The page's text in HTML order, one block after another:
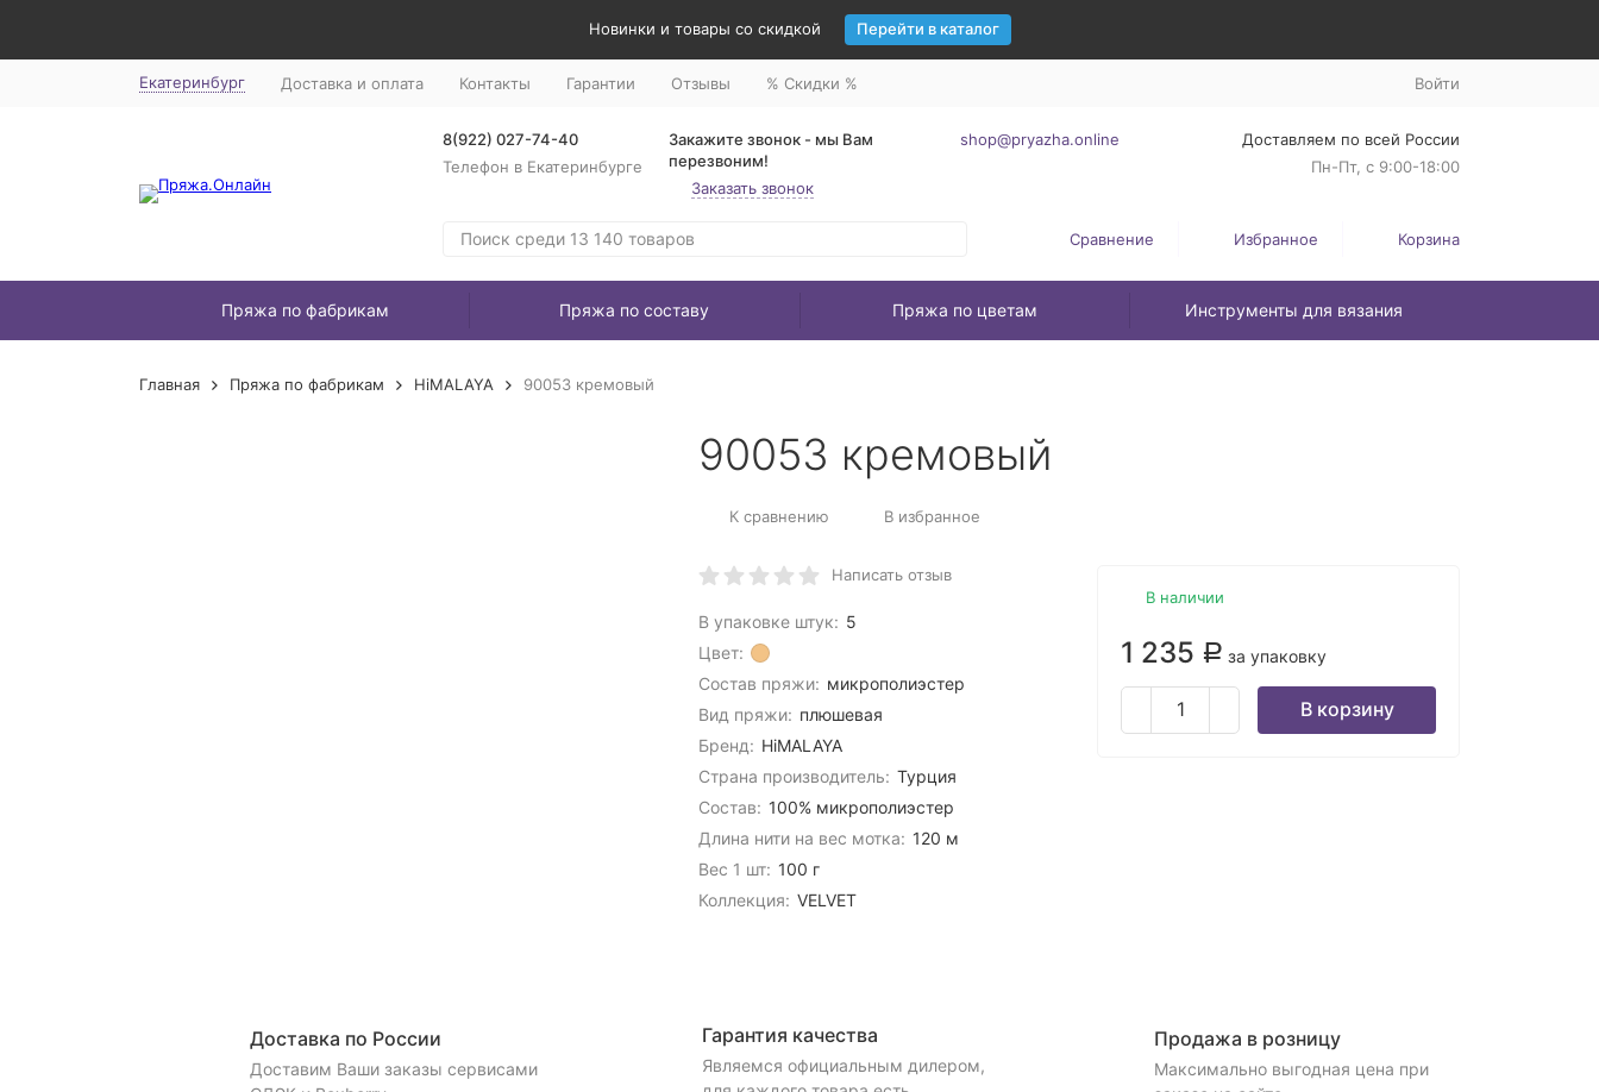
Новинки и товары со скидкой Перейти в каталог
Екатеринбург Доставка и оплата Контакты Гарантии Отзывы % Скидки % Войти
8(922) 027-74-40
Телефон в Екатеринбурге
Закажите звонок - мы Вам
перезвоним!
Заказать звонок
shop@pryazha.online
Доставляем по всей России
Пн-Пт, с 9:00-18:00
Сравнение Избранное Корзина
Пряжа по фабрикам Пряжа по составу Пряжа по цветам Инструменты для вязания
Главная Пряжа по фабрикам HiMALAYA 90053 кремовый
90053 кремовый
К сравнению В избранное
Написать отзыв
В упаковке штук: 5
Цвет:
Состав пряжи: микрополиэстер
Вид пряжи: плюшевая
Бренд: HiMALAYA
Страна производитель: Турция
Состав: 100% микрополиэстер
Длина нити на вес мотка: 120 м
Вес 1 шт: 100 г
Коллекция: VELVET
В наличии
1 235 Р за упаковку
В корзину
Доставка по России
Доставим Ваши заказы сервисами
Гарантия качества
Являемся официальным дилером,
Продажа в розницу
Максимально выгодная цена при